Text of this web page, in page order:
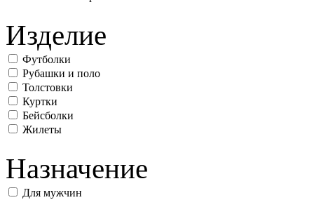
Изделие
Футболки
Рубашки и поло
Толстовки
Куртки
Бейсболки
Жилеты
Назначение
Для мужчин